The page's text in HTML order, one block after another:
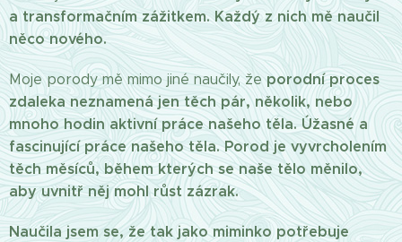
a transformačním zážitkem. Každý z nich mě naučil
něco nového.
Moje porody mě mimo jiné naučily, že porodní proces
zdaleka neznamená jen těch pár, několik, nebo
mnoho hodin aktivní práce našeho těla. Úžasné a
fascinující práce našeho těla. Porod je vyvrcholením
těch měsíců, během kterých se naše tělo měnilo,
aby uvnitř něj mohl růst zázrak.
Naučila jsem se, že tak jako miminko potřebuje